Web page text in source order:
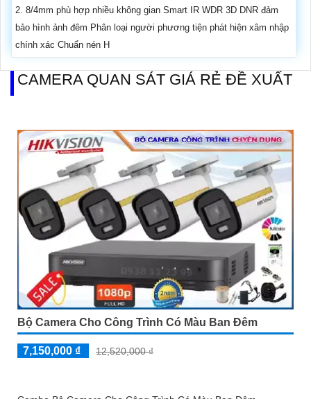
2. 8/4mm phù hợp nhiều không gian Smart IR WDR 3D DNR đảm
bảo hình ảnh đêm Phân loại người phương tiện phát hiện xâm nhập
chính xác Chuẩn nén H
CAMERA QUAN SÁT GIÁ RẺ ĐỀ XUẤT
Bộ Camera Cho Công Trình Có Màu Ban Đêm
7,150,000 ₫ 12,520,000 ₫